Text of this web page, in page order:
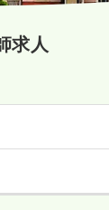
求人